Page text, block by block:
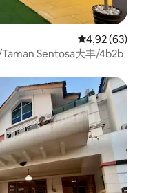
Средна
4,92 (63)
Sentosa大丰/4b2b